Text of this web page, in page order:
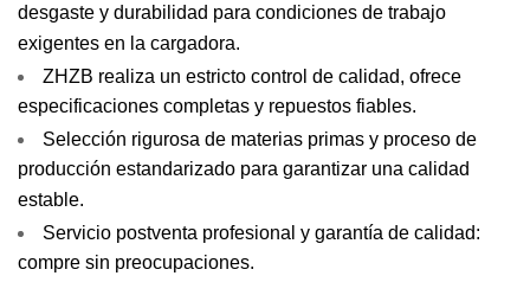
desgaste y durabilidad para condiciones de trabajo
exigentes en la cargadora.
ZHZB realiza un estricto control de calidad, ofrece
especificaciones completas y repuestos fiables.
Selección rigurosa de materias primas y proceso de
producción estandarizado para garantizar una calidad
estable.
Servicio postventa profesional y garantía de calidad:
compre sin preocupaciones.